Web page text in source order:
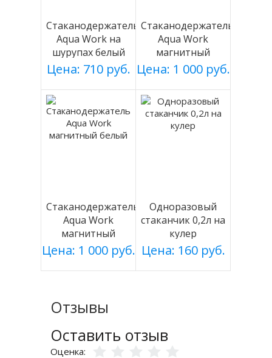
Стаканодержатель
Aqua Work на
шурупах белый
Цена: 710 руб.
Стаканодержатель
Aqua Work
магнитный
серебро
Цена: 1 000 руб.
Стаканодержатель
Aqua Work
магнитный
белый
Цена: 1 000 руб.
Одноразовый
стаканчик 0,2л на
кулер
Цена: 160 руб.
Отзывы
Оставить отзыв
Оценка: